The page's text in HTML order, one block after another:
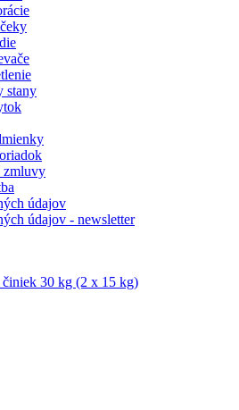
stany
zmluvy
údajov
údajov - newsletter
30 kg (2 x 15 kg)